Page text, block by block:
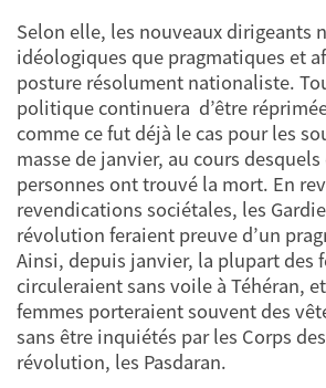
Selon elle, les nouveaux dirigeants
idéologiques que pragmatiques et
posture résolument nationaliste.
politique continuera d’être
comme ce fut déjà le cas pour les
masse de janvier, au cours
personnes ont trouvé la mort. En
revendications sociétales, les
révolution feraient preuve d’un
Ainsi, depuis janvier, la plupart des
circuleraient sans voile à Téhéran,
femmes porteraient souvent des
sans être inquiétés par les Corps
révolution, les Pasdaran.